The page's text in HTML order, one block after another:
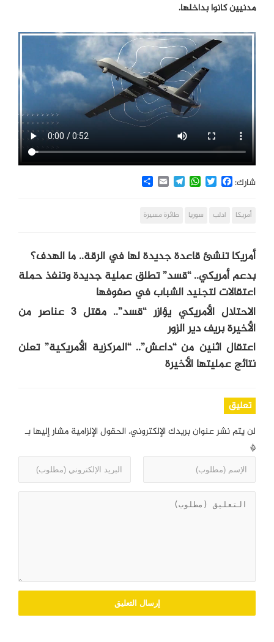
مدنيين كانوا بداخلها.
شارك: Facebook
Twitter
WhatsApp
Telegram
Email
Share
أمريكا ادلب سوريا طائرة مسيرة
أمريكا تنشئ قاعدة جديدة لها في الرقة.. ما الهدف؟
بدعم أمريكي.. “قسد” تطلق عملية جديدة وتنفذ حملة
اعتقالات لتجنيد الشباب في صفوفها
الاحتلال الأمريكي يؤازر “قسد”.. مقتل 3 عناصر من
الأخيرة بريف دير الزور
اعتقال اثنين من “داعش”.. “المركزية الأمريكية” تعلن
نتائج عمليتها الأخيرة
تعليق
لن يتم نشر عنوان بريدك الإلكتروني. الحقول الإلزامية مشار إليها بـ
*